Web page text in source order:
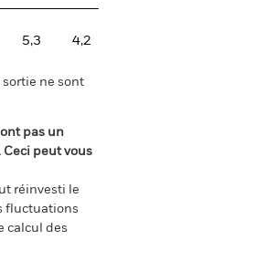
5,3 4,2
ne sont
pas un
peut vous
réinvesti le
fluctuations
calcul des